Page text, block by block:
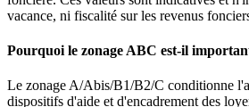
vacance, ni fiscalité sur les revenus
Pourquoi le zonage ABC est-il
Le zonage A/Abis/B1/B2/C conditionne
dispositifs d'aide et d'encadrement des